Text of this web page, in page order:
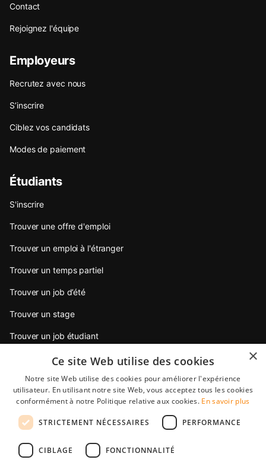
Contact
Rejoignez l'équipe
Employeurs
Recrutez avec nous
S’inscrire
Ciblez vos candidats
Modes de paiement
Étudiants
S'inscrire
Trouver une offre d'emploi
Trouver un emploi à l'étranger
Trouver un temps partiel
Trouver un job d’été
Trouver un stage
Trouver un job étudiant
Trouver un emploi jeune diplômé
Conseils pour postuler
Partenaires
StudentJob International est une filiale de YoungCapital • ©
2026 • All rights reserved •
×
Ce site Web utilise des cookies
Notre site Web utilise des cookies pour améliorer l'expérience
utilisateur. En utilisant notre site Web, vous acceptez tous les cookies
conformément à notre Politique relative aux cookies. En savoir plus
STRICTEMENT NÉCESSAIRES PERFORMANCE
CIBLAGE FONCTIONNALITÉ